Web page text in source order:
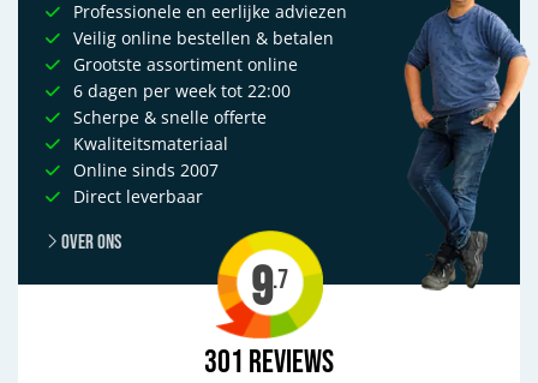
Professionele en eerlijke adviezen
Veilig online bestellen & betalen
Grootste assortiment online
6 dagen per week tot 22:00
Scherpe & snelle offerte
Kwaliteitsmateriaal
Online sinds 2007
Direct leverbaar
Over ons
9.7
301 Reviews